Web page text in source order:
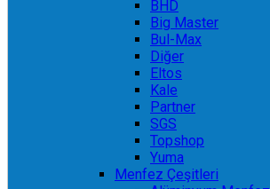
BHD
Big Master
Bul-Max
Diğer
Eltos
Kale
Partner
SGS
Topshop
Yuma
Menfez Çeşitleri